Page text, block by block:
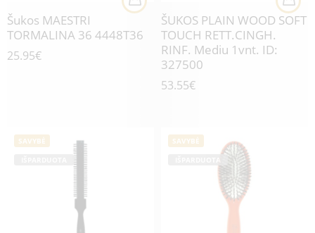
Šukos MAESTRI
TORMALINA 36 4448T36
25.95€
ŠUKOS PLAIN WOOD SOFT
TOUCH RETT.CINGH.
RINF. Mediu 1vnt. ID:
327500
53.55€
SAVYBĖ
SAVYBĖ